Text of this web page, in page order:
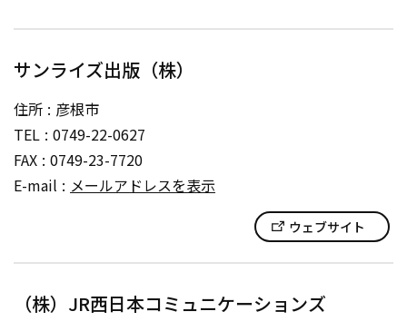
サンライズ出版（株）
住所
彦根市
TEL 0749-22-0627
FAX 0749-23-7720
E-mail
メールアドレスを表示
ウェブサイト
（株）JR西日本コミュニケーションズ